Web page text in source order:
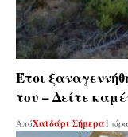
Έτσι
του – Δείτε
ΑπόΧαϊδάρι Σήμερα1